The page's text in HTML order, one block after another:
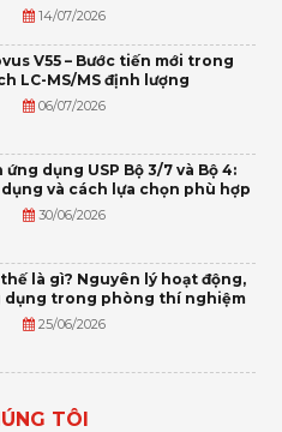
14/07/2026
V55 – Bước tiến mới trong
LC-MS/MS định lượng
06/07/2026
dụng USP Bộ 3/7 và Bộ 4:
và cách lựa chọn phù hợp
30/06/2026
là gì? Nguyên lý hoạt động,
dụng trong phòng thí nghiệm
25/06/2026
TÔI